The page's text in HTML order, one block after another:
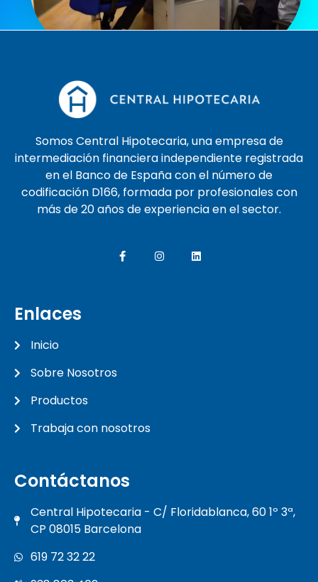
Somos Central Hipotecaria, una empresa de
intermediación financiera independiente registrada
en el Banco de España con el número de
codificación D166, formada por profesionales con
más de 20 años de experiencia en el sector.
Enlaces
Inicio
Sobre Nosotros
Productos
Trabaja con nosotros
Contáctanos
Central Hipotecaria - C/ Floridablanca, 60 1º 3ª,
CP 08015 Barcelona
619 72 32 22